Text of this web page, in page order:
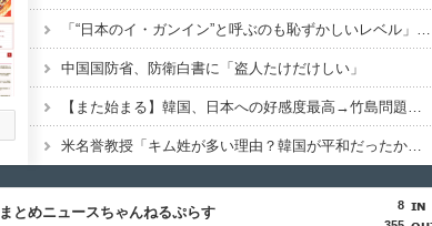
「“日本のイ・ガンイン”と呼ぶのも恥ずかしいレベル」“停滞”する久保建英を韓国メディアが酷評…
中国国防省、防衛白書に「盗人たけだけしい」
【また始まる】韓国、日本への好感度最高→竹島問題で即リセットｗｗｗ
米名誉教授「キム姓が多い理由？韓国が平和だったからです」
8
まとめニュースちゃんねるぷらす